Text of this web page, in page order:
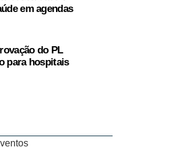
em agendas
do PL
para hospitais